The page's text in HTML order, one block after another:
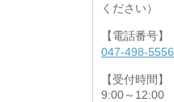
ください）
【電話番号】
047-498-5556
【受付時間】
9:00～12:00